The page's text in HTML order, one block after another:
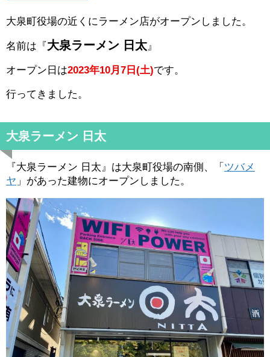
大泉町役場の近くにラーメン店がオープンしました。
名前は『大泉ラーメン 日太』
オープン日は2023年10月7日(土)です。
行ってきました。
大泉ラーメン 日太
『大泉ラーメン 日太』は大泉町役場の南側、「 ツバメ
ヤ 」があった建物にオープンしました。
コミュニティ
宇宙よりも遠い場所